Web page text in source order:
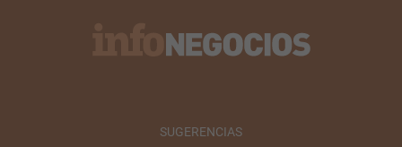
SUGERENCIAS